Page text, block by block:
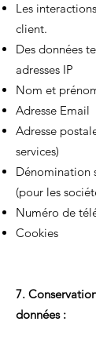
Les
client.
Des données
adresses IP
Nom et
Adresse Email
Adresse
services)
Dénomination
(pour les
Numéro de
Cookies
7.
données :